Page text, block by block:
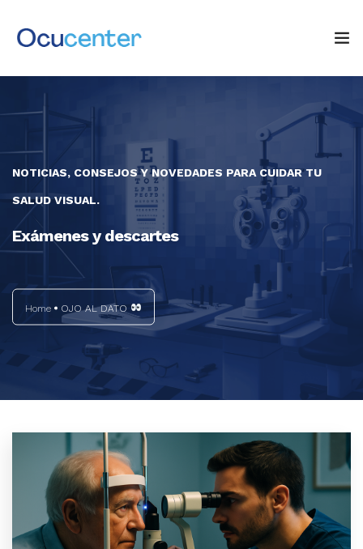
INICIO
SERVICIOS
TIENDA
Blog: ¡OJO AL DATO!
CONTACTO
0
NOTICIAS, CONSEJOS Y NOVEDADES PARA CUIDAR TU
SALUD VISUAL.
Exámenes y descartes
Home OJO AL DATO